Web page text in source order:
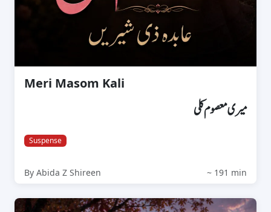
Meri Masom Kali
میری معصوم کلی
Suspense
By Abida Z Shireen ~ 191 min